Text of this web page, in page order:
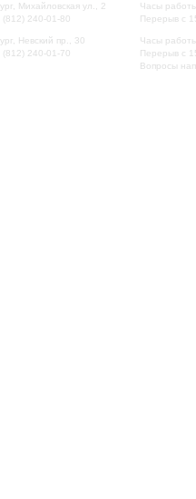
Михайловская ул., 2
240-01-80
Невский пр., 30
240-01-70
Часы
Перерыв с
Часы
Перерыв с
Вопросы